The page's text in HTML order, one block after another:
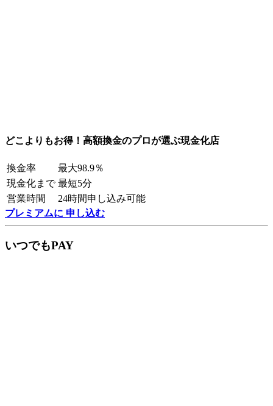
どこよりもお得！高額換金のプロが選ぶ現金化店
換金率
最大98.9％
現金化まで 最短5分
営業時間
24時間申し込み可能
プレミアムに 申し込む
いつでもPAY